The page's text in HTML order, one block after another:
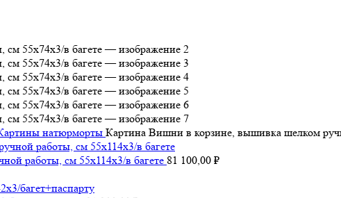
натюрморты Картина Вишни в корзине, вышивка шелком
работы, см 55х114х3/в багете 81 100,00 ₽